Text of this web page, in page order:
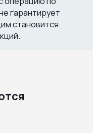
гарантирует
становится